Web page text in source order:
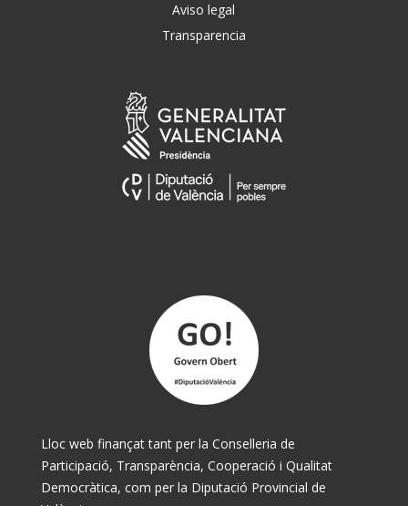
Aviso legal
Transparencia
Lloc web finançat tant per la Conselleria de
Participació, Transparència, Cooperació i Qualitat
Democràtica, com per la Diputació Provincial de